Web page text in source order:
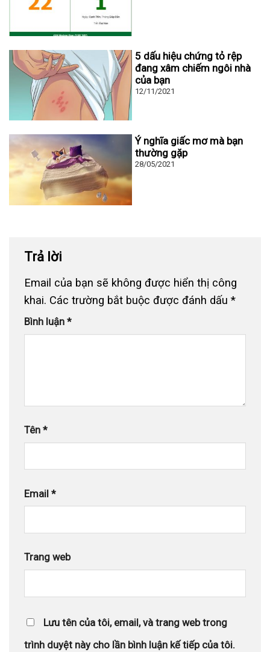
5 dấu hiệu chứng tỏ rệp
đang xâm chiếm ngôi nhà
của bạn
12/11/2021
Ý nghĩa giấc mơ mà bạn
thường gặp
28/05/2021
Trả lời
Email của bạn sẽ không được hiển thị công
khai. Các trường bắt buộc được đánh dấu *
Bình luận *
Tên *
Email *
Trang web
Lưu tên của tôi, email, và trang web trong
trình duyệt này cho lần bình luận kế tiếp của tôi.